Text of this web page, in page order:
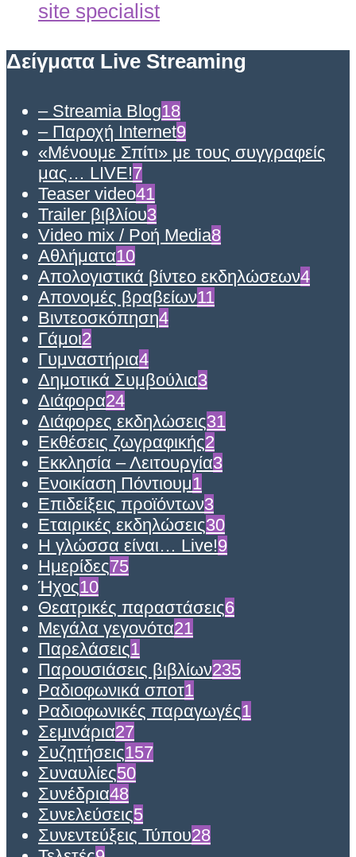
Δείγματα Live Streaming
– Streamia Blog18
– Παροχή Internet9
«Μένουμε Σπίτι» με τους συγγραφείς
μας… LIVE!7
Teaser video41
Trailer βιβλίου3
Video mix / Ροή Media8
Αθλήματα10
Απολογιστικά βίντεο εκδηλώσεων4
Απονομές βραβείων11
Βιντεοσκόπηση4
Γάμοι2
Γυμναστήρια4
Δημοτικά Συμβούλια3
Διάφορα24
Διάφορες εκδηλώσεις31
Εκθέσεις ζωγραφικής2
Εκκλησία – Λειτουργία3
Ενοικίαση Πόντιουμ1
Επιδείξεις προϊόντων3
Εταιρικές εκδηλώσεις30
Η γλώσσα είναι… Live!9
Ημερίδες75
Ήχος10
Θεατρικές παραστάσεις6
Μεγάλα γεγονότα21
Παρελάσεις1
Παρουσιάσεις βιβλίων235
Ραδιοφωνικά σποτ1
Ραδιοφωνικές παραγωγές1
Σεμινάρια27
Συζητήσεις157
Συναυλίες50
Συνέδρια48
Συνελεύσεις5
Συνεντεύξεις Τύπου28